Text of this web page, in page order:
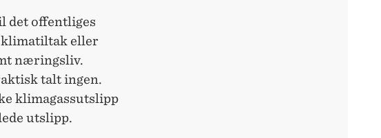
det offentliges
klimatiltak eller
næringsliv.
talt ingen.
klimagassutslipp
utslipp.